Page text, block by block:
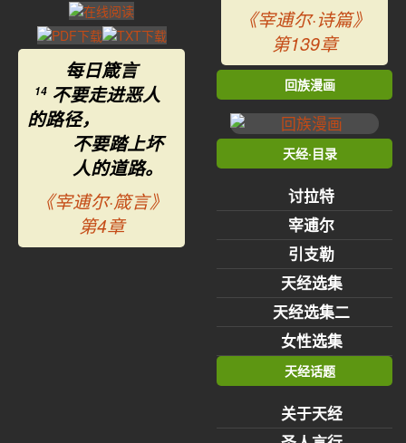
每日箴言
14 不要走进恶人
的路径，
不要踏上坏
人的道路。
《宰逋尔·箴言》
第4章
《宰逋尔·诗篇》
第139章
回族漫画
天经·目录
讨拉特
宰逋尔
引支勒
天经选集
天经选集二
女性选集
天经话题
关于天经